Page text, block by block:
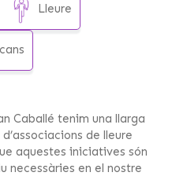
Lleure
Caballé tenim una llarga
de lleure
aquestes iniciatives són
necessàries en el nostre